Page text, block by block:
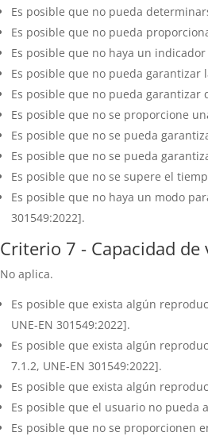
Es posible que no pueda
Es posible que no pueda
Es posible que no haya un
Es posible que no pueda garantizar
Es posible que no pueda garantizar
Es posible que no se proporcione
Es posible que no se pueda
Es posible que no se pueda
Es posible que no se supere el
Es posible que no haya un modo
301549:2022].
Criterio 7 - Capacidad de
No aplica.
Es posible que exista algún
UNE-EN 301549:2022].
Es posible que exista algún
7.1.2, UNE-EN 301549:2022].
Es posible que exista algún
Es posible que el usuario no pueda
Es posible que no se proporcionen